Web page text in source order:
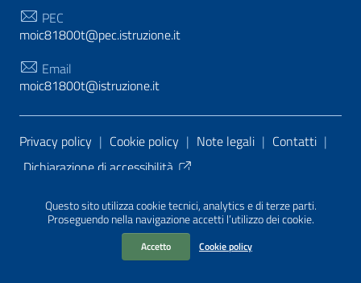
Questo sito utilizza cookie tecnici, analytics e di terze parti.
Proseguendo nella navigazione accetti l’utilizzo dei cookie.
Accetto Cookie policy
PEC
moic81800t@pec.istruzione.it
Email
moic81800t@istruzione.it
Sezione Link Utili
Privacy policy | Cookie policy | Note legali | Contatti |
Dichiarazione di accessibilità
PA di AgID
| Realizzato con WordPress
da